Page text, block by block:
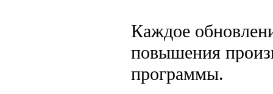
Каждое
повышения
программы.